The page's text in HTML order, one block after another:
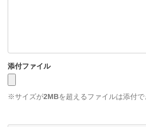
添付ファイル
※サイズが2MBを超えるファイルは添付で